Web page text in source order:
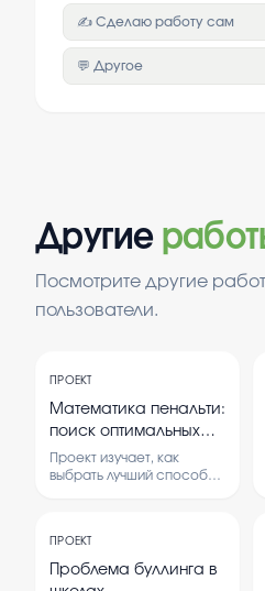
✍️ Сделаю работу сам
💬 Другое
Другие
Посмотрите другие
пользователи.
ПРОЕКТ
Математика пенальти:
поиск оптимальных
стратегий
Проект изучает, как
выбрать лучший способ
разные стратегии и их
эффективность.
ПРОЕКТ
Проблема буллинга в